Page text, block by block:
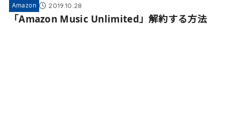
Amazon 2019.10.28
「Amazon Music Unlimited」解約する方法